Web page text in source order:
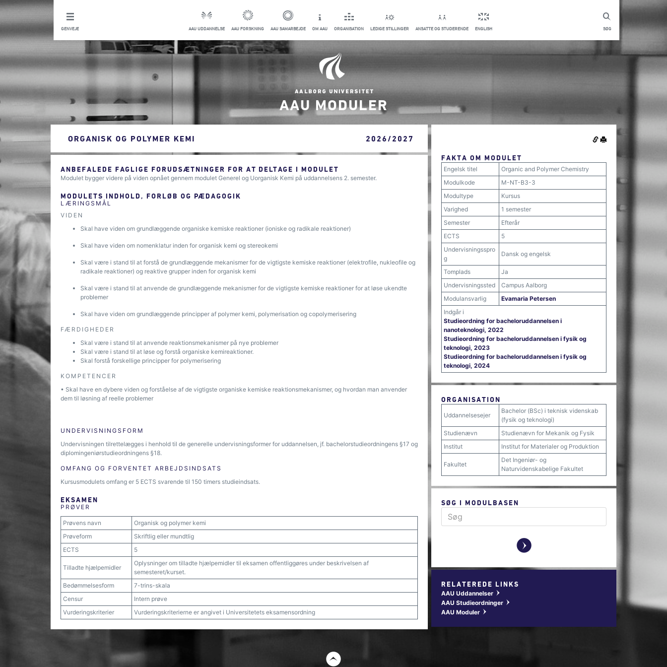
SØG
GENVEJE AAU UDDANNELSE AAU FORSKNING AAU SAMARBEJDE OM AAU ORGANISATION LEDIGE STILLINGER ANSATTE OG STUDERENDE ENGLISH
AAU MODULER
ORGANISK OG POLYMER KEMI 2026/2027
ANBEFALEDE FAGLIGE FORUDSÆTNINGER FOR AT DELTAGE I MODULET
Modulet bygger videre på viden opnået gennem modulet Generel og Uorganisk Kemi på uddannelsens 2. semester.
MODULETS INDHOLD, FORLØB OG PÆDAGOGIK
LÆRINGSMÅL
VIDEN
Skal have viden om grundlæggende organiske kemiske reaktioner (ioniske og radikale reaktioner)
Skal have viden om nomenklatur inden for organisk kemi og stereokemi
Skal være i stand til at forstå de grundlæggende mekanismer for de vigtigste kemiske reaktioner (elektrofile, nukleofile og
radikale reaktioner) og reaktive grupper inden for organisk kemi
Skal være i stand til at anvende de grundlæggende mekanismer for de vigtigste kemiske reaktioner for at løse ukendte
problemer
Skal have viden om grundlæggende principper af polymer kemi, polymerisation og copolymerisering
FÆRDIGHEDER
Skal være i stand til at anvende reaktionsmekanismer på nye problemer
Skal være i stand til at løse og forstå organiske kemireaktioner.
Skal forstå forskellige principper for polymerisering
KOMPETENCER
• Skal have en dybere viden og forståelse af de vigtigste organiske kemiske reaktionsmekanismer, og hvordan man anvender
dem til løsning af reelle problemer
UNDERVISNINGSFORM
Undervisningen tilrettelægges i henhold til de generelle undervisningsformer for uddannelsen, jf. bachelorstudieordningens §17 og
diplomingeniørstudieordningens §18.
OMFANG OG FORVENTET ARBEJDSINDSATS
Kursusmodulets omfang er 5 ECTS svarende til 150 timers studieindsats.
EKSAMEN
PRØVER
Prøvens navn
Organisk og polymer kemi
Prøveform
Skriftlig eller mundtlig
ECTS
5
Tilladte hjælpemidler
Oplysninger om tilladte hjælpemidler til eksamen offentliggøres under beskrivelsen af
semesteret/kurset.
Bedømmelsesform
7-trins-skala
Censur
Intern prøve
Vurderingskriterier
Vurderingskriterierne er angivet i Universitetets eksamensordning
FAKTA OM MODULET
Engelsk titel
Organic and Polymer Chemistry
Modulkode
M-NT-B3-3
Modultype
Kursus
Varighed
1 semester
Semester
Efterår
ECTS
5
Undervisningsspro
g
Dansk og engelsk
Tomplads
Ja
Undervisningssted
Campus Aalborg
Modulansvarlig
Evamaria Petersen
Indgår i
Studieordning for bacheloruddannelsen i
nanoteknologi, 2022
Studieordning for bacheloruddannelsen i fysik og
teknologi, 2023
Studieordning for bacheloruddannelsen i fysik og
teknologi, 2024
ORGANISATION
Uddannelsesejer
Bachelor (BSc) i teknisk videnskab
(fysik og teknologi)
Studienævn
Studienævn for Mekanik og Fysik
Institut
Institut for Materialer og Produktion
Fakultet
Det Ingeniør- og
Naturvidenskabelige Fakultet
SØG I MODULBASEN
y
RELATEREDE LINKS
AAU Uddannelser w
AAU Studieordninger w
AAU Moduler w
t